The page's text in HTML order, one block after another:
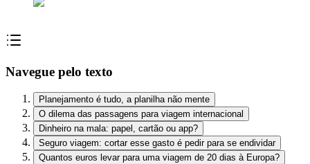
Navegue pelo texto
Planejamento é tudo, a planilha não mente
O dilema das passagens para viagem internacional
Dinheiro na mala: papel, cartão ou app?
Seguro viagem: cortar esse gasto é pedir para se endividar
Quantos euros levar para uma viagem de 20 dias à Europa?